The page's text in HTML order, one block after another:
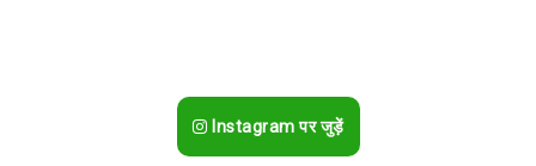
Instagram पर जुड़ें